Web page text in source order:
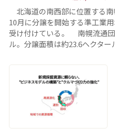
北海道の南西部に位置する
10月に分譲を開始する準工業
受け付けている。 南幌流通団
ル。分譲面積は約23.6ヘクタ